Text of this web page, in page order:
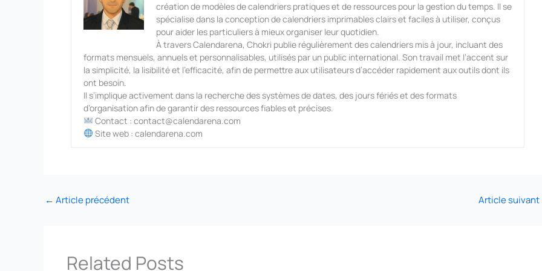
création de modèles de calendriers pratiques et de ressources pour la gestion du temps. Il se
spécialise dans la conception de calendriers imprimables clairs et faciles à utiliser, conçus
pour aider les particuliers à mieux organiser leur quotidien.
À travers Calendarena, Chokri publie régulièrement des calendriers mis à jour, incluant des
formats mensuels, annuels et personnalisables, utilisés par un public international. Son travail met l’accent sur
la simplicité, la lisibilité et l’efficacité, afin de permettre aux utilisateurs d’accéder rapidement aux outils dont ils
ont besoin.
Il s’implique activement dans la recherche des systèmes de dates, des jours fériés et des formats
d’organisation afin de garantir des ressources fiables et précises.
Contact : contact@calendarena.com
Site web : calendarena.com
← Article précédent Article suivant
Related Posts